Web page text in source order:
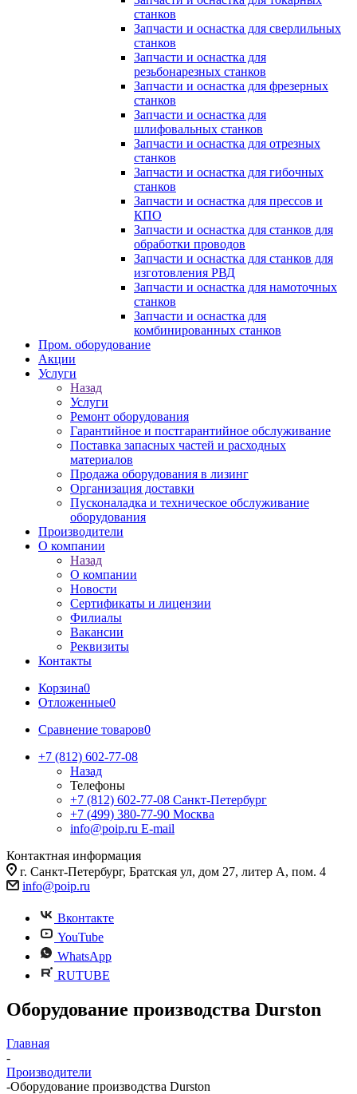
станков
Запчасти и оснастка для сверлильных
станков
Запчасти и оснастка для
резьбонарезных станков
Запчасти и оснастка для фрезерных
станков
Запчасти и оснастка для
шлифовальных станков
Запчасти и оснастка для отрезных
станков
Запчасти и оснастка для гибочных
станков
Запчасти и оснастка для прессов и
КПО
Запчасти и оснастка для станков для
обработки проводов
Запчасти и оснастка для станков для
изготовления РВД
Запчасти и оснастка для намоточных
станков
Запчасти и оснастка для
комбинированных станков
Пром. оборудование
Акции
Услуги
Назад
Услуги
Ремонт оборудования
Гарантийное и постгарантийное обслуживание
Поставка запасных частей и расходных
материалов
Продажа оборудования в лизинг
Организация доставки
Пусконаладка и техническое обслуживание
оборудования
Производители
О компании
Назад
О компании
Новости
Сертификаты и лицензии
Филиалы
Вакансии
Реквизиты
Контакты
Корзина0
Отложенные0
Сравнение товаров0
+7 (812) 602-77-08
Назад
Телефоны
+7 (812) 602-77-08 Санкт-Петербург
+7 (499) 380-77-90 Москва
info@poip.ru E-mail
Контактная информация
г. Санкт-Петербург, Братская ул, дом 27, литер А, пом. 4
info@poip.ru
Вконтакте
YouTube
WhatsApp
RUTUBE
Оборудование производства Durston
Главная
-
Производители
-Оборудование производства Durston